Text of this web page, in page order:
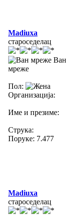
Madiuxa
староседелац
Ван
мреже
Пол:
Организација:
Име и презиме:
Струка:
Поруке: 7.477
Madiuxa
староседелац